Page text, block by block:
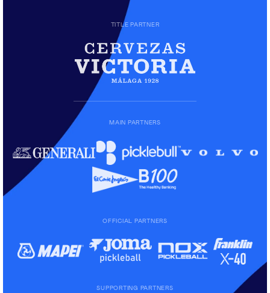
TITLE PARTNER
MAIN PARTNERS
OFFICIAL PARTNERS
SUPPORTING PARTNERS